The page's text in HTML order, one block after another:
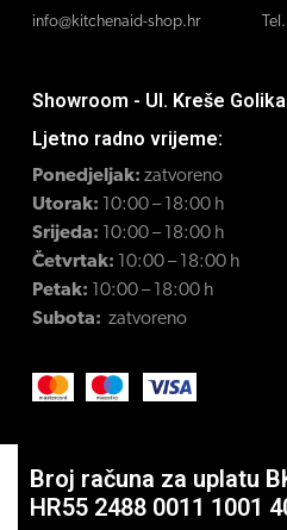
info@kitchenaid-shop.hr
Showroom - Ul. Kreše
Ljetno radno vrijeme:
Ponedjeljak: zatvoreno
Utorak: 10:00 – 18:00 h
Srijeda: 10:00 – 18:00 h
Četvrtak: 10:00 – 18:00 h
Petak: 10:00 – 18:00 h
Subota: zatvoreno
Broj računa za uplatu
HR55 2488 0011 1001